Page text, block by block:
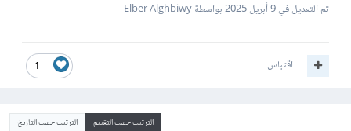
تم التعديل في9 أبريل 2025 بواسطة Elber Alghbiwy
1 اقتباس
الترتيب حسب التقييم الترتيب حسب التاريخ